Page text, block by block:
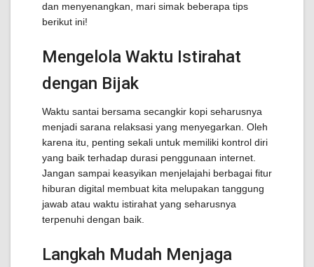
dan menyenangkan, mari simak beberapa tips
berikut ini!
Mengelola Waktu Istirahat
dengan Bijak
Waktu santai bersama secangkir kopi seharusnya
menjadi sarana relaksasi yang menyegarkan. Oleh
karena itu, penting sekali untuk memiliki kontrol diri
yang baik terhadap durasi penggunaan internet.
Jangan sampai keasyikan menjelajahi berbagai fitur
hiburan digital membuat kita melupakan tanggung
jawab atau waktu istirahat yang seharusnya
terpenuhi dengan baik.
Langkah Mudah Menjaga